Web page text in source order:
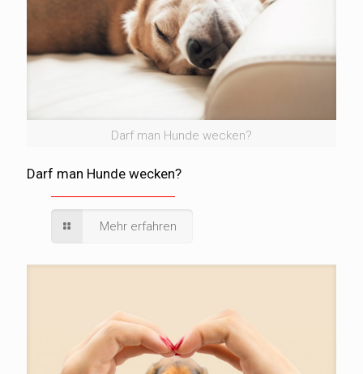
Darf man Hunde wecken?
Darf man Hunde wecken?
Mehr erfahren